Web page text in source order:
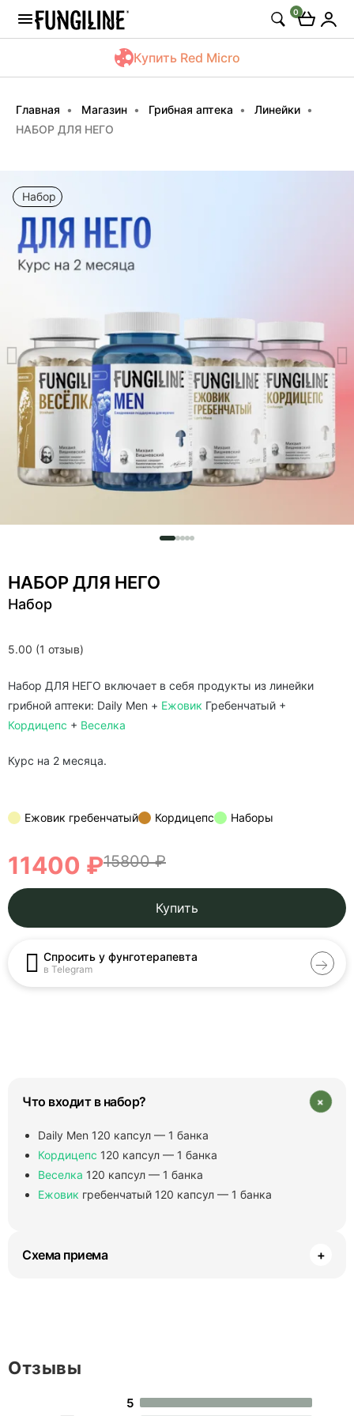
0
Купить Red Micro
Главная Магазин Грибная аптека
Линейки
НАБОР ДЛЯ НЕГО
Набор
5.00 (1 отзыв)
НАБОР ДЛЯ НЕГО
Набор
Набор ДЛЯ НЕГО включает в себя продукты из линейки
грибной аптеки: Daily Men + Ежовик Гребенчатый +
Кордицепс + Веселка
Курс на 2 месяца.
Ежовик гребенчатый Кордицепс Наборы
11400 ₽15800 ₽
Купить
Спросить у фунготерапевта
в Telegram
Что входит в набор? +
Daily Men 120 капсул — 1 банка
Кордицепс 120 капсул — 1 банка
Веселка 120 капсул — 1 банка
Ежовик гребенчатый 120 капсул — 1 банка
Схема приема +
5
Отзывы